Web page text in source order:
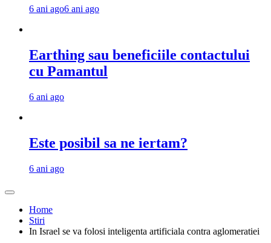
6 ani ago6 ani ago
Earthing sau beneficiile contactului
cu Pamantul
6 ani ago
Este posibil sa ne iertam?
6 ani ago
Home
Stiri
In Israel se va folosi inteligenta artificiala contra aglomeratiei